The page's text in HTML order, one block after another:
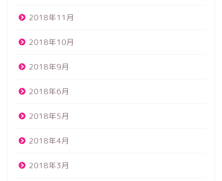
2018年11月
2018年10月
2018年9月
2018年6月
2018年5月
2018年4月
2018年3月